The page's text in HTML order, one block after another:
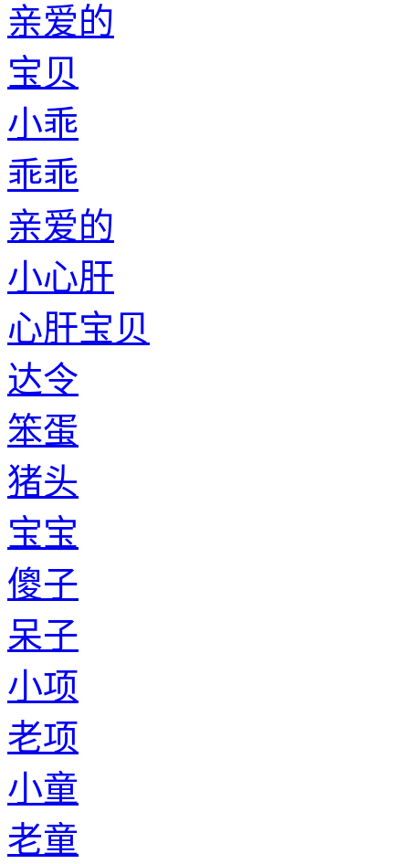
亲爱的
宝贝
小乖
乖乖
亲爱的
小心肝
心肝宝贝
达令
笨蛋
猪头
宝宝
傻子
呆子
小项
老项
小童
老童